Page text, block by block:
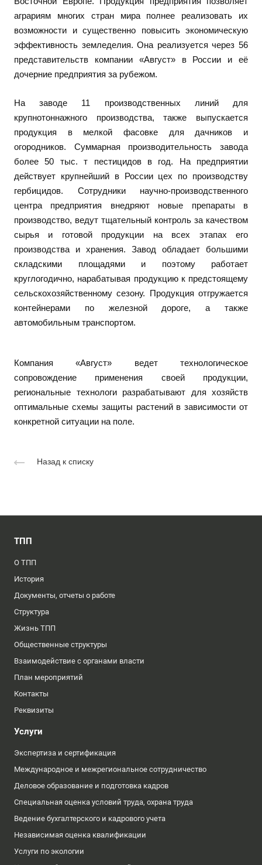
аграриям многих стран мира полнее реализовать их
возможности и существенно повысить экономическую
эффективность земледелия. Она реализуется через 56
представительств компании «Август» в России и её
дочерние предприятия за рубежом.
На заводе 11 производственных линий для
крупнотоннажного производства, также выпускается
продукция в мелкой фасовке для дачников и
огородников. Суммарная производительность завода
более 50 тыс. т пестицидов в год. На предприятии
действует крупнейший в России цех по производству
гербицидов. Сотрудники научно-производственного
центра предприятия внедряют новые препараты в
производство, ведут тщательный контроль за качеством
сырья и готовой продукции на всех этапах его
производства и хранения. Завод обладает большими
складскими площадями и поэтому работает
круглогодично, нарабатывая продукцию к предстоящему
сельскохозяйственному сезону. Продукция отгружается
контейнерами по железной дороге, а также
автомобильным транспортом.
Компания «Август» ведет технологическое
сопровождение применения своей продукции,
региональные технологи разрабатывают для хозяйств
оптимальные схемы защиты растений в зависимости от
конкретной ситуации на поле.
Назад к списку
ТПП
О ТПП
История
Документы, отчеты о работе
Структура
Жизнь ТПП
Общественные структуры
Взаимодействие с органами власти
План мероприятий
Контакты
Реквизиты
Услуги
Экспертиза и сертификация
Международное и межрегиональное сотрудничество
Деловое образование и подготовка кадров
Специальная оценка условий труда, охрана труда
Ведение бухгалтерского и кадрового учета
Независимая оценка квалификации
Услуги по экологии